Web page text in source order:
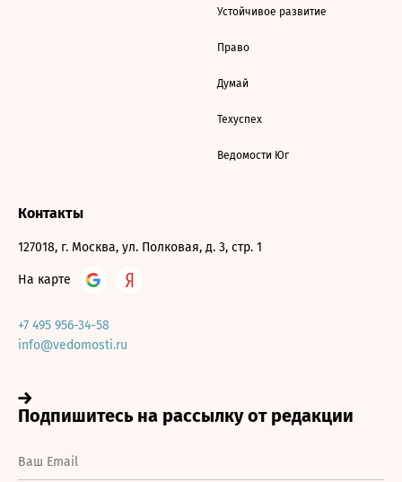
Устойчивое развитие
Право
Думай
Техуспех
Ведомости Юг
Контакты
127018, г. Москва, ул. Полковая, д. 3, стр. 1
На карте
+7 495 956-34-58
info@vedomosti.ru